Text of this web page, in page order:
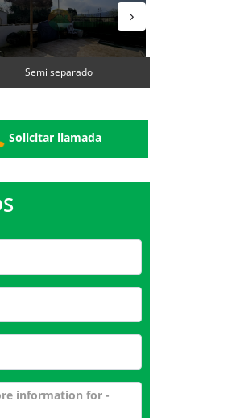
Semi separado
Solicitar llamada